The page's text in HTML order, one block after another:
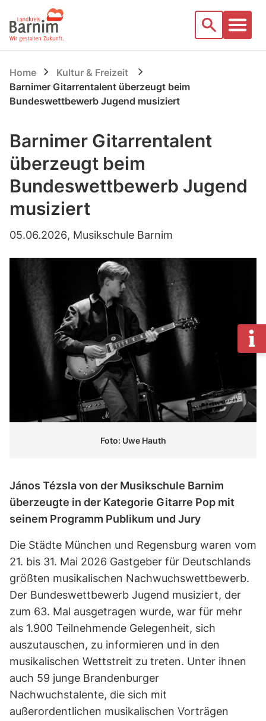
Startseite
Suche
Home
Kultur & Freizeit
Barnimer Gitarrentalent überzeugt beim
Bundeswettbewerb Jugend musiziert
Barnimer Gitarrentalent
überzeugt beim
Bundeswettbewerb Jugend
musiziert
05.06.2026, Musikschule Barnim
Foto: Uwe Hauth
János Tézsla von der Musikschule Barnim
überzeugte in der Kategorie Gitarre Pop mit
seinem Programm Publikum und Jury
Die Städte München und Regensburg waren vom
21. bis 31. Mai 2026 Gastgeber für Deutschlands
größten musikalischen Nachwuchswettbewerb.
Der Bundeswettbewerb Jugend musiziert, der
zum 63. Mal ausgetragen wurde, war für mehr
als 1.900 Teilnehmende Gelegenheit, sich
auszutauschen, zu informieren und in den
musikalischen Wettstreit zu treten. Unter ihnen
auch 59 junge Brandenburger
Nachwuchstalente, die sich mit
außerordentlichen musikalischen Vorträgen